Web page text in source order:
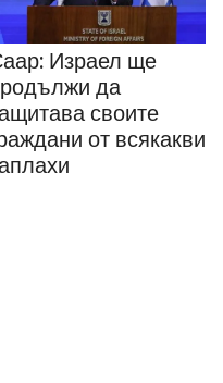
Израел ще
да
своите
от всякакви